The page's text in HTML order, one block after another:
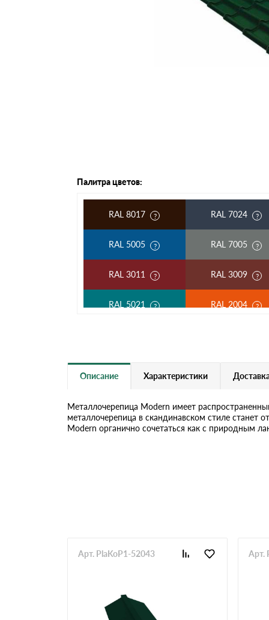
Шифер
Палитра цветов:
RAL 8017 RAL 7024
RAL 5005 RAL 7005
RAL 3011 RAL 3009
RAL 5021 RAL 2004
RAL 7004
Описание Характеристики
Металлочерепица Modern имеет
металлочерепица в скандинавском стиле
Modern органично сочетаться как с природным
Арт. PlaKoP1-52043 Арт.